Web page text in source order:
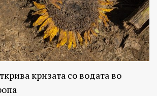
кризата со водата во